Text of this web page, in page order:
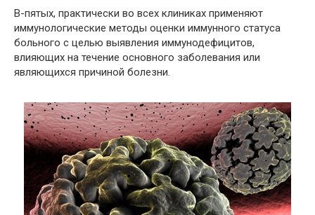
В-пятых, практически во всех клиниках применяют
иммунологические методы оценки иммунного статуса
больного с целью выявления иммунодефицитов,
влияющих на течение основного заболевания или
являющихся причиной болезни.